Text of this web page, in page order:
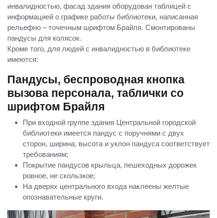
инвалидностью, фасад здания оборудован таблицей с
информацией о графике работы библиотеки, написанная
рельефно – точечным шрифтом Брайля. Смонтированы
пандусы для колясок.
Кроме того, для людей с инвалидностью в библиотеке
имеются:
Пандусы, беспроводная кнопка
вызова персонала, таблички со
шрифтом Брайля
При входной группе здания Центральной городской
библиотеки имеется пандус с поручнями с двух
сторон, ширина, высота и уклон пандуса соответствует
требованиям;
Покрытие пандусов крыльца, пешеходных дорожек
ровное, не скользкое;
На дверях центрального входа наклеены желтые
опознавательные круги.